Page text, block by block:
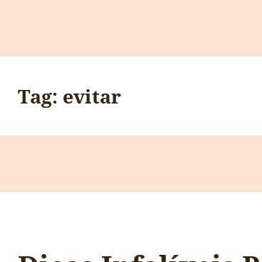
Tag: evitar